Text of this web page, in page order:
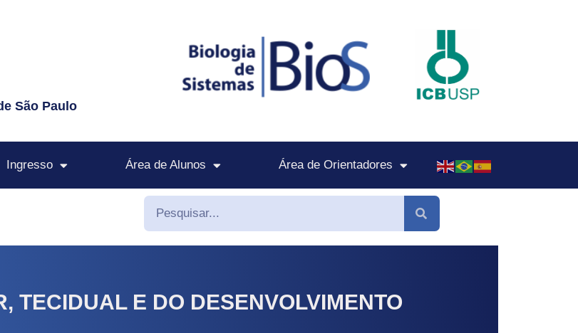
São Paulo
Ingresso Área de Alunos Área de Orientadores
TECIDUAL E DO DESENVOLVIMENTO